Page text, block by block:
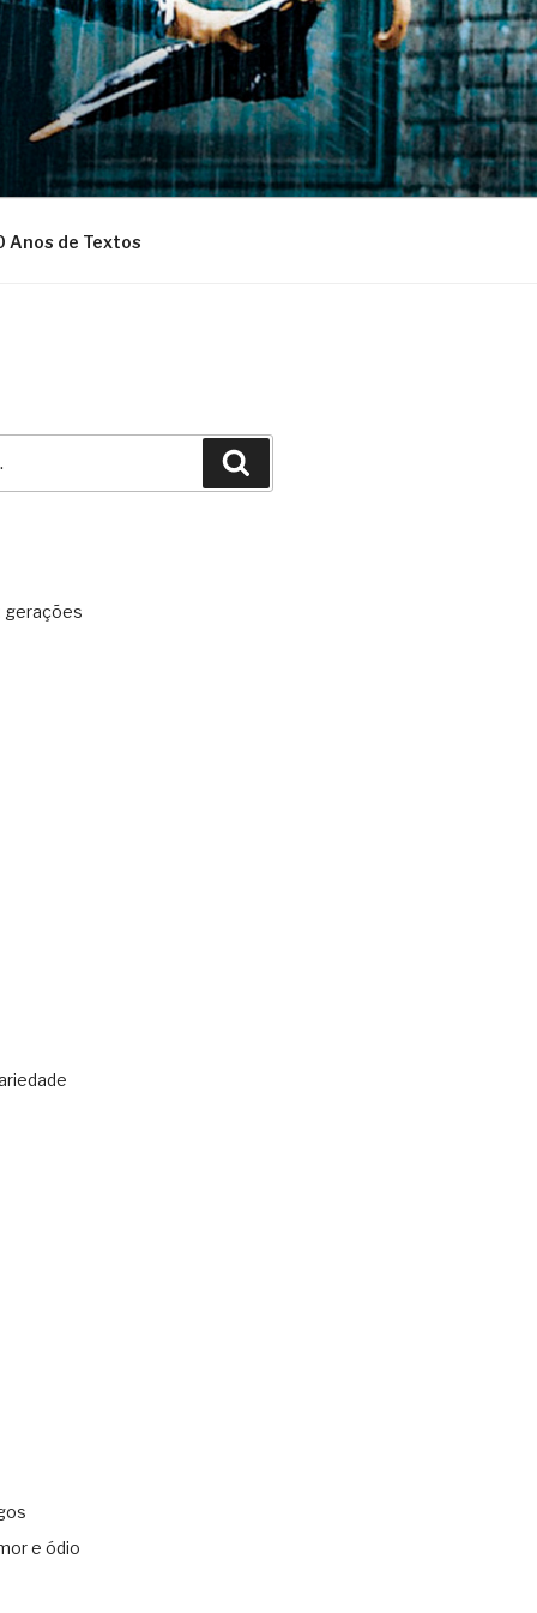
Anos de Textos
gerações
e ódio